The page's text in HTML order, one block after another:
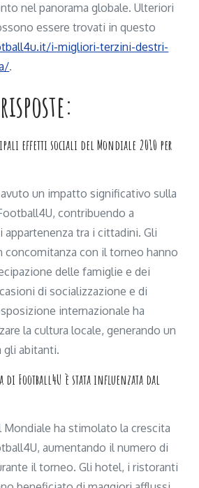
nel panorama globale. Ulteriori
essere trovati in questo
i-migliori-terzini-destri-
.
effetti sociali del Mondiale 2010 per
un impatto significativo sulla
contribuendo a
appartenenza tra i cittadini. Gli
concomitanza con il torneo hanno
delle famiglie e dei
di socializzazione e di
internazionale ha
la cultura locale, generando un
gli abitanti.
di Football4U è stata influenzata dal
Mondiale ha stimolato la crescita
aumentando il numero di
il torneo. Gli hotel, i ristoranti